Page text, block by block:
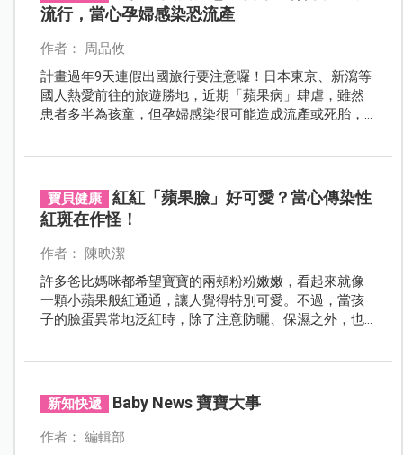
流行，當心孕婦感染恐流產
作者： 周品攸
計畫過年9天連假出國旅行要注意囉！日本東京、新瀉等
國人熱愛前往的旅遊勝地，近期「蘋果病」肆虐，雖然
患者多半為孩童，但孕婦感染很可能造成流產或死胎，
寶貝健康
紅紅「蘋果臉」好可愛？當心傳染性
紅斑在作怪！
作者： 陳映潔
許多爸比媽咪都希望寶寶的兩頰粉粉嫩嫩，看起來就像
一顆小蘋果般紅通通，讓人覺得特別可愛。不過，當孩
子的臉蛋異常地泛紅時，除了注意防曬、保濕之外，也
新知快遞 Baby News 寶寶大事
作者： 編輯部